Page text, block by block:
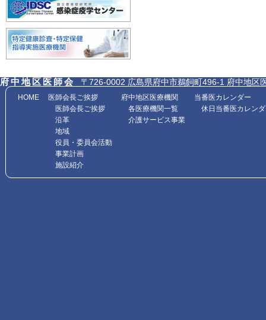
府中地区医師会 〒726-0002 広島県府中市鵜飼町496-1 府中地
HOME
医師会長ご挨拶
医師会長ご挨拶
沿革
地域
役員・委員会活動
事業計画
施設紹介
府中地区医療機関
各医療機関一覧
介護サービス事業
当番医カレンダー
休日当番医カレン